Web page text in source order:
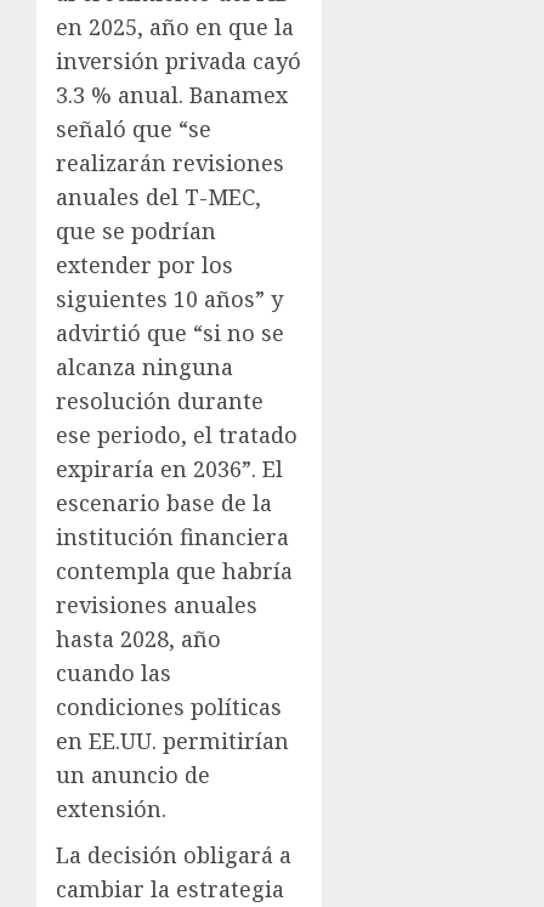
en 2025, año en que la
inversión privada cayó
3.3 % anual. Banamex
señaló que “se
realizarán revisiones
anuales del T-MEC,
que se podrían
extender por los
siguientes 10 años” y
advirtió que “si no se
alcanza ninguna
resolución durante
ese periodo, el tratado
expiraría en 2036”. El
escenario base de la
institución financiera
contempla que habría
revisiones anuales
hasta 2028, año
cuando las
condiciones políticas
en EE.UU. permitirían
un anuncio de
extensión.
La decisión obligará a
cambiar la estrategia